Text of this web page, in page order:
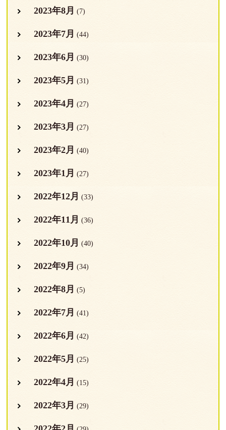
2023年8月 (7)
2023年7月 (44)
2023年6月 (30)
2023年5月 (31)
2023年4月 (27)
2023年3月 (27)
2023年2月 (40)
2023年1月 (27)
2022年12月 (33)
2022年11月 (36)
2022年10月 (40)
2022年9月 (34)
2022年8月 (5)
2022年7月 (41)
2022年6月 (42)
2022年5月 (25)
2022年4月 (15)
2022年3月 (29)